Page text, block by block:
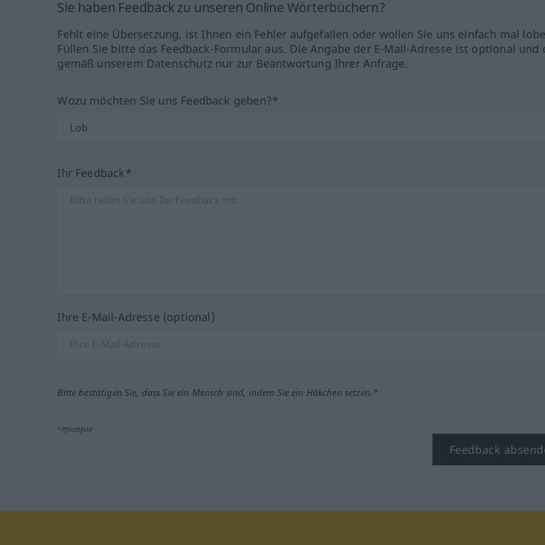
Sie haben Feedback zu unseren Online Wörterbüchern?
Fehlt eine Übersetzung, ist Ihnen ein Fehler aufgefallen oder wollen Sie uns einfach mal
Füllen Sie bitte das Feedback-Formular aus. Die Angabe der E-Mail-Adresse ist optional und
gemäß unserem Datenschutz nur zur Beantwortung Ihrer Anfrage.
Wozu möchten Sie uns Feedback geben?*
Ihr Feedback*
Ihre E-Mail-Adresse (optional)
Bitte bestätigen Sie, dass Sie ein Mensch sind, indem Sie ein Häkchen setzen.*
*Pflichtfeld
Feedback